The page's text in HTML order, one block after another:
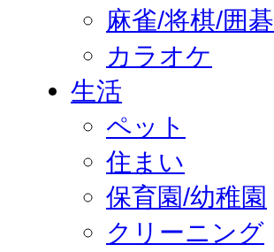
麻雀/将棋/囲碁
カラオケ
生活
ペット
住まい
保育園/幼稚園
クリーニング